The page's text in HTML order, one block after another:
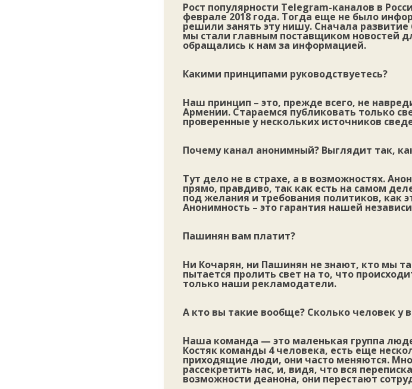
Рост популярности Telegram-каналов в
феврале 2018 года. Тогда еще не было
решили занять эту нишу. Сначала
мы стали главным поставщиком новостей
обращались к нам за информацией.
Какими принципами руководствуетесь?
Наш принцип – это, прежде всего, не
Армении. Стараемся публиковать только
проверенные у нескольких источников
Почему канал анонимный? Выглядит так,
Тут дело не в страхе, а в возможностях.
прямо, правдиво, так как есть на самом
под желания и требования политиков, как
Анонимность – это гарантия нашей
Пашинян вам платит?
Ни Кочарян, ни Пашинян не знают, кто мы
пытается пролить свет на то, что
только наши рекламодатели.
А кто вы такие вообще? Сколько человек у
Наша команда — это маленькая группа
Костяк команды 4 человека, есть еще
приходящие люди, они часто меняются.
рассекретить нас, и, видя, что вся
возможности деанона, они перестают